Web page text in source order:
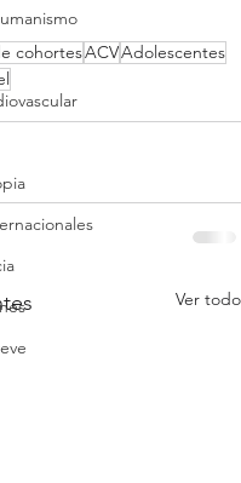
cohortesACVAdolescentes
Ver todo